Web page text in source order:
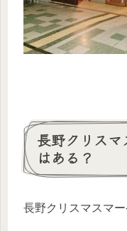
長野クリス
はある？
長野クリスマスマ